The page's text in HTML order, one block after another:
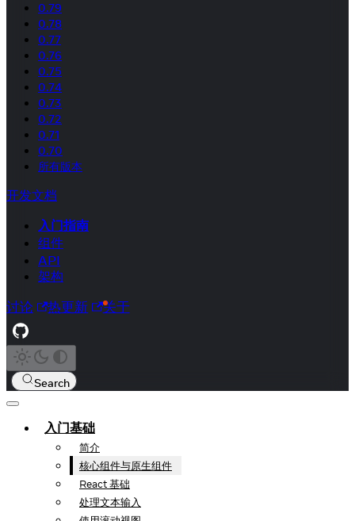
0.79
0.78
0.77
0.76
0.75
0.74
0.73
0.72
0.71
0.70
所有版本
开发文档
入门指南
组件
API
架构
讨论 热更新 关于
Search
入门基础
简介
核心组件与原生组件
React 基础
处理文本输入